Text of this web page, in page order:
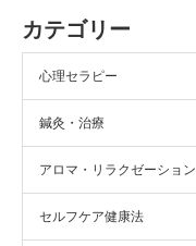
カテゴリー
心理セラピー
鍼灸・治療
アロマ・リラクゼーション
セルフケア健康法